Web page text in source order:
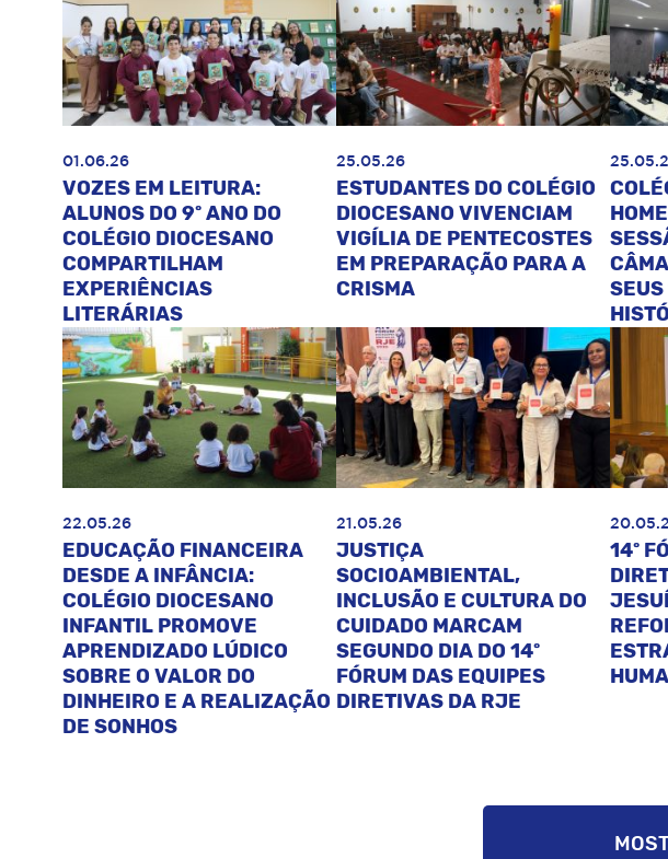
01.06.26
VOZES EM LEITURA:
ALUNOS DO 9º ANO DO
COLÉGIO DIOCESANO
COMPARTILHAM
EXPERIÊNCIAS
LITERÁRIAS
25.05.26
ESTUDANTES DO COLÉGIO
DIOCESANO VIVENCIAM
VIGÍLIA DE PENTECOSTES
EM PREPARAÇÃO PARA A
CRISMA
22.05.26
EDUCAÇÃO FINANCEIRA
DESDE A INFÂNCIA:
COLÉGIO DIOCESANO
INFANTIL PROMOVE
APRENDIZADO LÚDICO
SOBRE O VALOR DO
DINHEIRO E A REALIZAÇÃO
DE SONHOS
21.05.26
JUSTIÇA
SOCIOAMBIENTAL,
INCLUSÃO E CULTURA DO
CUIDADO MARCAM
SEGUNDO DIA DO 14º
FÓRUM DAS EQUIPES
DIRETIVAS DA RJE
14º